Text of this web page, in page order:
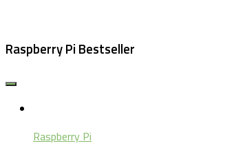
Raspberry Pi Bestseller
Raspberry Pi